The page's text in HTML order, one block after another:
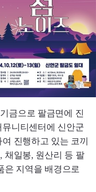
금으로 팔금면에 진
니티센터에 신안군
진행하고 있는 코끼
채일봉, 원산리 등 팔
은 지역을 배경으로